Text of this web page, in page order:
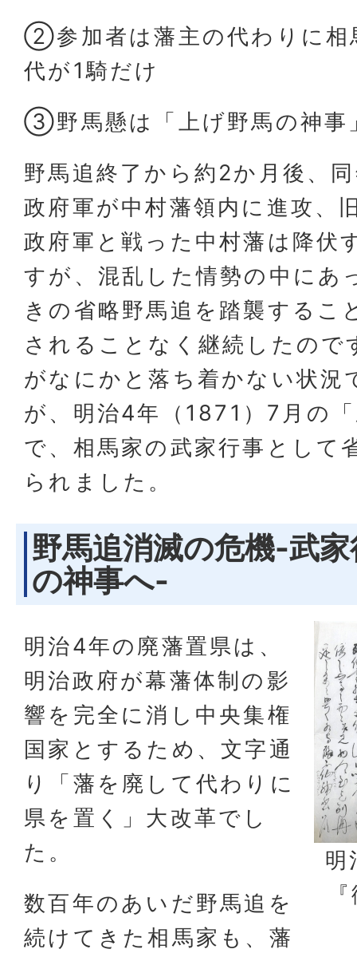
②参加者は藩主の代わりに相
代が1騎だけ
③野馬懸は「上げ野馬の神事
野馬追終了から約2か月後、
政府軍が中村藩領内に進攻、
政府軍と戦った中村藩は降伏
すが、混乱した情勢の中にあ
きの省略野馬追を踏襲するこ
されることなく継続したので
がなにかと落ち着かない状況
が、明治4年（1871）7月の
で、相馬家の武家行事として
られました。
野馬追消滅の危機-武
の神事へ-
明
明治4年の廃藩置県は、
明治政府が幕藩体制の影
響を完全に消し中央集権
国家とするため、文字通
り「藩を廃して代わりに
県を置く」大改革でし
た。
数百年のあいだ野馬追を
続けてきた相馬家も、藩